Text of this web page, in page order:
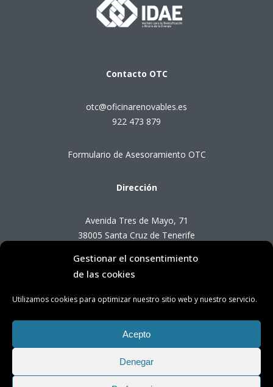
Gestionar el consentimiento
de las cookies
Utilizamos cookies para optimizar nuestro sitio web y nuestro servicio.
Acepto
Denegar
Contacto OTC
otc@oficinarenovables.es
922 473 879
Formulario de Asesoramiento OTC
Dirección
Avenida Tres de Mayo, 71
38005 Santa Cruz de Tenerife
Horario de Atención OTC
Lunes a viernes de 8:00 a 14:00 horas